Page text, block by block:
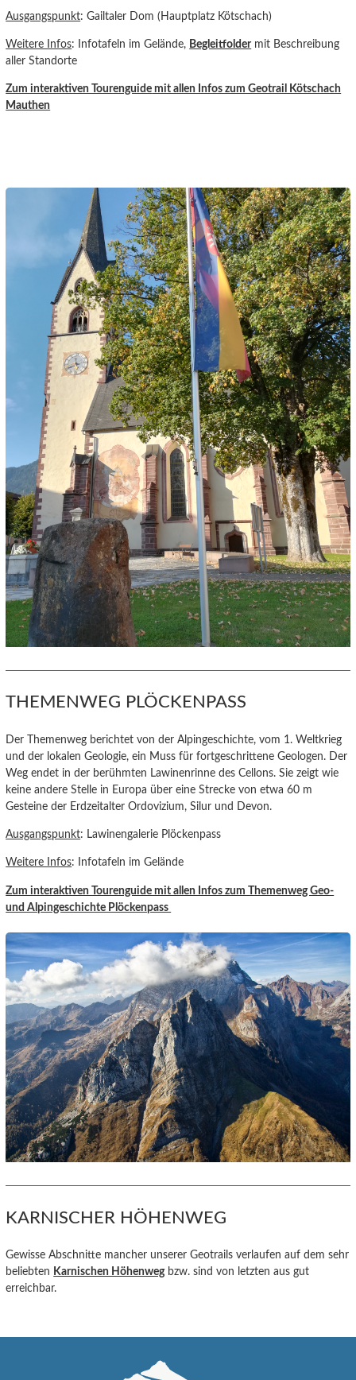
Ausgangspunkt: Gailtaler Dom (Hauptplatz Kötschach)
Weitere Infos: Infotafeln im Gelände, Begleitfoldermit Beschreibung
aller Standorte
Zum interaktiven Tourenguide mit allen Infos zum Geotrail Kötschach
Mauthen
THEMENWEG PLÖCKENPASS
Der Themenweg berichtet von der Alpingeschichte, vom 1. Weltkrieg
und der lokalen Geologie, ein Muss für fortgeschrittene Geologen. Der
Weg endet in der berühmten Lawinenrinne des Cellons. Sie zeigt wie
keine andere Stelle in Europa über eine Strecke von etwa 60 m
Gesteine der Erdzeitalter Ordovizium, Silur und Devon.
Ausgangspunkt: Lawinengalerie Plöckenpass
Weitere Infos: Infotafeln im Gelände
Zum interaktiven Tourenguide mit allen Infos zum Themenweg Geo-
und Alpingeschichte Plöckenpass
KARNISCHER HÖHENWEG
Gewisse Abschnitte mancher unserer Geotrails verlaufen auf dem sehr
beliebten Karnischen Höhenwegbzw. sind von letzten aus gut
erreichbar.